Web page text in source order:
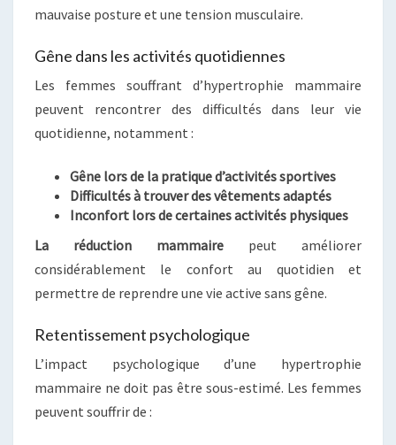
mauvaise posture et une tension musculaire.
Gêne dans les activités quotidiennes
Les femmes souffrant d’hypertrophie mammaire
peuvent rencontrer des difficultés dans leur vie
quotidienne, notamment :
Gêne lors de la pratique d’activités sportives
Difficultés à trouver des vêtements adaptés
Inconfort lors de certaines activités physiques
La réduction mammaire peut améliorer
considérablement le confort au quotidien et
permettre de reprendre une vie active sans gêne.
Retentissement psychologique
L’impact psychologique d’une hypertrophie
mammaire ne doit pas être sous-estimé. Les femmes
peuvent souffrir de :